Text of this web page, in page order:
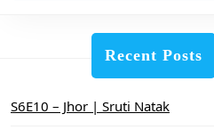
Recent Posts
S6E10 – Jhor | Sruti Natak